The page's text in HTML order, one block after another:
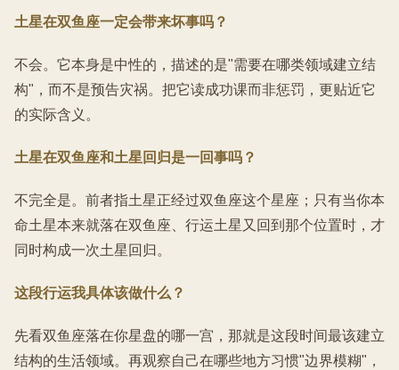
土星在双鱼座一定会带来坏事吗？
不会。它本身是中性的，描述的是"需要在哪类领域建立结
构"，而不是预告灾祸。把它读成功课而非惩罚，更贴近它
的实际含义。
土星在双鱼座和土星回归是一回事吗？
不完全是。前者指土星正经过双鱼座这个星座；只有当你本
命土星本来就落在双鱼座、行运土星又回到那个位置时，才
同时构成一次土星回归。
这段行运我具体该做什么？
先看双鱼座落在你星盘的哪一宫，那就是这段时间最该建立
结构的生活领域。再观察自己在哪些地方习惯"边界模糊"，